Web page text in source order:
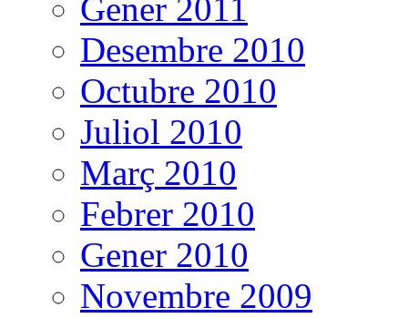
Gener 2011
Desembre 2010
Octubre 2010
Juliol 2010
Març 2010
Febrer 2010
Gener 2010
Novembre 2009